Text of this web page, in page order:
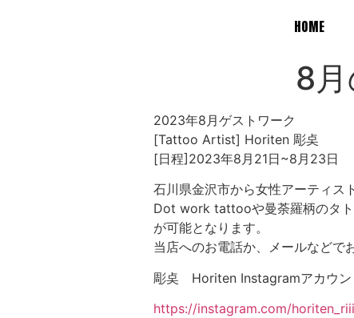
HOME
8
2023年8月ゲストワーク
[Tattoo Artist] Horiten 彫奌
[日程]2023年8月21日~8月23日
石川県金沢市から女性アーティス
Dot work tattooや曼荼羅柄のタト
が可能となります。
当店へのお電話か、メールなどで
彫奌 Horiten Instagramアカウン
https://instagram.com/